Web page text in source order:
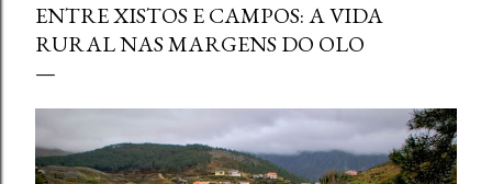
ENTRE XISTOS E CAMPOS: A VIDA
RURAL NAS MARGENS DO OLO